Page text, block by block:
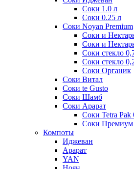
Соки 1.0 л
Соки 0.25 л
Соки Noyan Premium
Соки и
Соки и
Соки стекло
Соки стекло
Соки Органик
Соки Витал
Соки te Gusto
Соки Шамб
Соки Арарат
Соки Tetra Pak
Соки Премиум
Компоты
Иджеван
Арарат
YAN